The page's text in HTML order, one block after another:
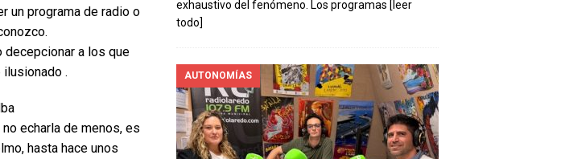
un programa de radio o
decepcionar a los que
.
echarla de menos, es
hasta hace unos
exhaustivo del fenómeno. Los programas [leer
todo]
AUTONOMÍAS